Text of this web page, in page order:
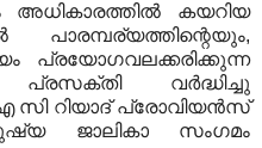
അധികാരത്തില്‍ കയറിയ
പ്രയോഗവലക്കരിക്കുന്ന
വര്‍ദ്ധിച്ചു
റിയാദ് പ്രോവിയന്‍സ്
മനുഷ്യ ജാലികാ സംഗമം